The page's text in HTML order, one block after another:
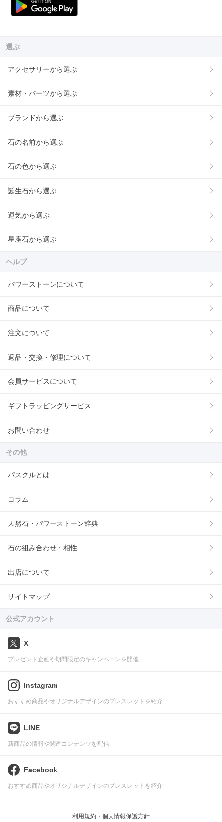
選ぶ
アクセサリーから選ぶ
素材・パーツから選ぶ
ブランドから選ぶ
石の名前から選ぶ
石の色から選ぶ
誕生石から選ぶ
運気から選ぶ
星座石から選ぶ
ヘルプ
パワーストーンについて
商品について
注文について
返品・交換・修理について
会員サービスについて
ギフトラッピングサービス
お問い合わせ
その他
パスクルとは
コラム
天然石・パワーストーン辞典
石の組み合わせ・相性
出店について
サイトマップ
公式アカウント
X
プレゼント企画や期間限定のキャンペーンを開催
Instagram
おすすめ商品やオリジナルデザインのブレスレットを紹介
LINE
新商品の情報や関連コンテンツを配信
Facebook
おすすめ商品やオリジナルデザインのブレスレットを紹介
利用規約・個人情報保護方針